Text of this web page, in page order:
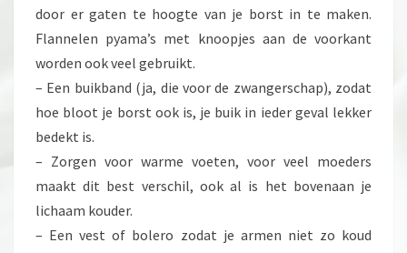
door er gaten te hoogte van je borst in te maken.
Flannelen pyama’s met knoopjes aan de voorkant
worden ook veel gebruikt.
– Een buikband (ja, die voor de zwangerschap), zodat
hoe bloot je borst ook is, je buik in ieder geval lekker
bedekt is.
– Zorgen voor warme voeten, voor veel moeders
maakt dit best verschil, ook al is het bovenaan je
lichaam kouder.
– Een vest of bolero zodat je armen niet zo koud